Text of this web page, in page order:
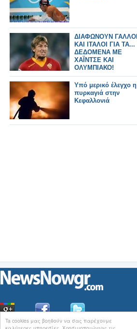
Ta cookies μας βοηθούν να σας παρέχουμε
ΔΙΑΦΩΝΟΥΝ ΓΑΛΛΟΙ
ΚΑΙ ΙΤΑΛΟΙ ΓΙΑ ΤΑ...
ΔΕΔΟΜΕΝΑ ΜΕ
ΧΑΪΝΤΣΕ ΚΑΙ
ΟΛΥΜΠΙΑΚΟ!
Υπό μερικό έλεγχο η
πυρκαγιά στην
Κεφαλλονιά